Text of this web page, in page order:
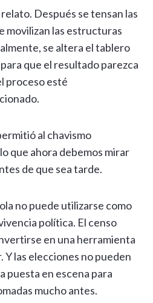
Después se tensan las
movilizan las estructuras
se altera el tablero
que el resultado parezca
proceso esté
al chavismo
que ahora debemos mirar
de que sea tarde.
no puede utilizarse como
política. El censo
en una herramienta
Y las elecciones no pueden
puesta en escena para
mucho antes.